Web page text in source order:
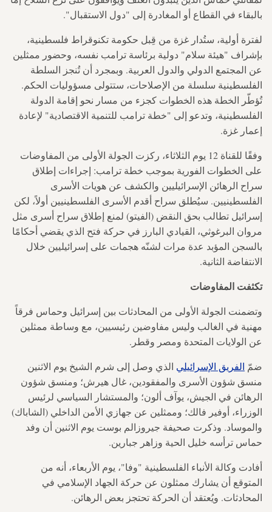
بالبقاء في القطاع أو المغادرة إلى "دول الاستقبال".
لفترة أولية، ستُدار غزة من قِبل حكومة تكنوقراط فلسطينية،
بإشراف "هيئة سلام" دولية برئاسة ترامب نفسه، وحضور ممثلين
عن المجتمع الدولي والدول العربية. وبمجرد أن تُنجز السلطة
الفلسطينية سلسلة من الإصلاحات، ستتولى مسؤوليات الحكم.
تُؤطّر الخطة هذه الخطوات كجزء من مسار نحو إقامة الدولة
الفلسطينية، وتدعو إلى "خطة ترامب للتنمية الاقتصادية" لإعادة
إعمار غزة.
وفقًا للقناة 12 يوم الثلاثاء، ركزت الجولة الأولى من المفاوضات
على الخطوات الفورية بموجب خطة ترامب: إجراءات إطلاق
سراح الرهائن الإسرائيليين والكشف عن هويات الأسرى
الفلسطينيين. سيُطلق سراح أقدم الأسرى الفلسطينيين أولاً، لكن
إسرائيل تطالب بحق النقض (الفيتو) لمنع إطلاق سراح أسرى مثل
مروان البرغوثي، القيادي البارز في حركة فتح الذي يقضي أحكامًا
بالسجن المؤبد عدة مرات لشنّه هجمات على إسرائيليين خلال
الانتفاضة الثانية.
تكثفت المفاوضات
وتضمنت الجولة الأولى من المحادثات بين إسرائيل وحماس فرقاً
مهنية في الغالب وليس مفاوضين رئيسيين، مع وساطة ممثلين
عن الولايات المتحدة ومصر وقطر.
ضمّ الفريق الإسرائيلي الذي وصل إلى شرم الشيخ يوم الاثنين
منسق شؤون الأسرى والمفقودين، غال هيرش؛ ومنسق شؤون
الرهائن في الجيش، يوآف ألون؛ والمستشار السياسي لرئيس
الوزراء، أوفير فالك؛ وممثلين عن جهازي الأمن الداخلي (الشاباك)
والموساد. وذكرت صحيفة جيروزالم بوست يوم الاثنين أن وفد
حماس ترأسه خليل الحية وزاهر جبارين.
أفادت وكالة الأنباء الفلسطينية "وفا"، يوم الأربعاء، أنه من
المتوقع أن يشارك ممثلون عن حركة الجهاد الإسلامي في
المحادثات. ويُعتقد أن الحركة تحتجز بعض الرهائن.